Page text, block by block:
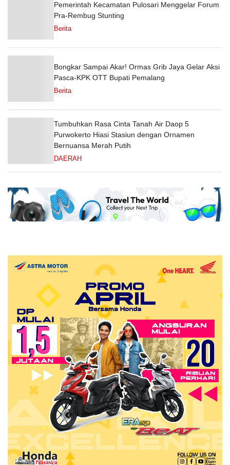
Pemerintah Kecamatan Pulosari Menggelar Forum
Pra-Rembug Stunting
Berita
Bongkar Sampai Akar! Ormas Grib Jaya Gelar Aksi
Pasca-KPK OTT Bupati Pemalang
Berita
Tumbuhkan Rasa Cinta Tanah Air Daop 5
Purwokerto Hiasi Stasiun dengan Ornamen
Bernuansa Merah Putih
DAERAH